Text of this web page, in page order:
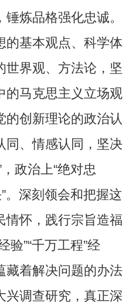
炼品格强化忠诚。
的基本观点、科学体
世界观、方法论，坚
的马克思主义立场观
的创新理论的政治认
同、情感认同，坚决
政治上“绝对忠
。深刻领会和把握这
情怀，践行宗旨造福
验”“千万工程”经
藏着解决问题的办法
兴调查研究，真正深